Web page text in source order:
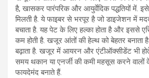
है, खासकर पारंपरिक और आयुर्वेदिक पद्धतियों में.
मिलती है. ये फाइबर से भरपूर है जो डाइजेशन में
बचाता है. यह पेट के लिए हल्का होता है और इससे
कम होती है. खजूर आंतों की हेल्थ को बेहतर बनाता
बढ़ाता है. खजूर में आयरन और एंटीऑक्सीडेंट भी
समय थकान या एनर्जी की कमी महसूस करने
फायदेमंद बनाते हैं.